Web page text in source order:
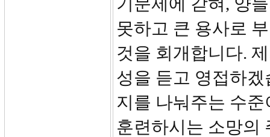
못하고 큰 용사로
것을 회개합니다.
성을 듣고 영접하
지를 나눠주는 수
훈련하시는 소망의